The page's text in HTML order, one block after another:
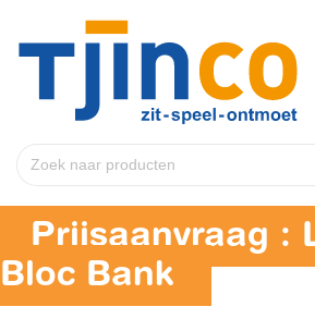
Prijsaanvraag :
Bloc Bank